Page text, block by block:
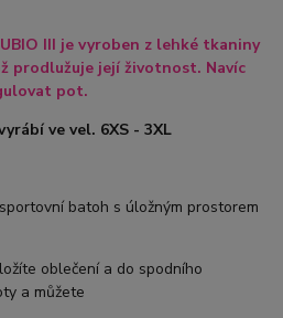
III je vyroben z lehké tkaniny
prodlužuje její životnost. Navíc
pot.
ve vel. 6XS - 3XL
batoh s úložným prostorem
oblečení a do spodního
a můžete